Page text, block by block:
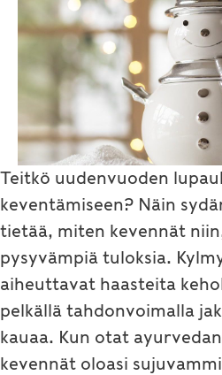
Teitkö uudenvuoden
keventämiseen? Näin
tietää, miten kevennät
pysyvämpiä tuloksia.
aiheuttavat haasteita
pelkällä tahdonvoimalla
kauaa. Kun otat
kevennät oloasi